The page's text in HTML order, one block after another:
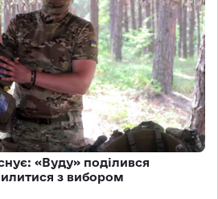
«Вуду» поділився
з вибором